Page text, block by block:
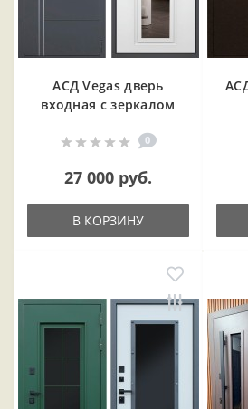
АСД Vegas дверь
входная с зеркалом
0
27 000 руб.
В КОРЗИНУ